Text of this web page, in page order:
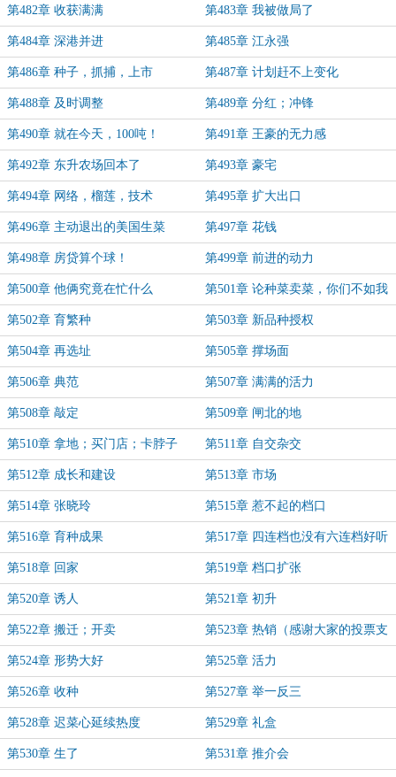
第482章 收获满满 第483章 我被做局了
第484章 深港并进 第485章 江永强
第486章 种子，抓捕，上市 第487章 计划赶不上变化
第488章 及时调整 第489章 分红；冲锋
第490章 就在今天，100吨！ 第491章 王豪的无力感
第492章 东升农场回本了 第493章 豪宅
第494章 网络，榴莲，技术 第495章 扩大出口
第496章 主动退出的美国生菜 第497章 花钱
第498章 房贷算个球！ 第499章 前进的动力
第500章 他俩究竟在忙什么 第501章 论种菜卖菜，你们不如我
第502章 育繁种 第503章 新品种授权
第504章 再选址 第505章 撑场面
第506章 典范 第507章 满满的活力
第508章 敲定 第509章 闸北的地
第510章 拿地；买门店；卡脖子 第511章 自交杂交
第512章 成长和建设 第513章 市场
第514章 张晓玲 第515章 惹不起的档口
第516章 育种成果 第517章 四连档也没有六连档好听
第518章 回家 第519章 档口扩张
第520章 诱人 第521章 初升
第522章 搬迁；开卖 第523章 热销（感谢大家的投票支
持！）
第524章 形势大好 第525章 活力
第526章 收种 第527章 举一反三
第528章 迟菜心延续热度 第529章 礼盒
第530章 生了 第531章 推介会